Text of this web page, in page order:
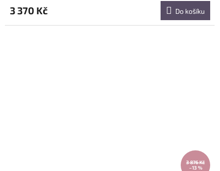
3 370 Kč Do košíku
3 876 Kč
–13 %